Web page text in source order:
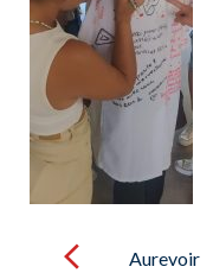
navigation
Aurevoir